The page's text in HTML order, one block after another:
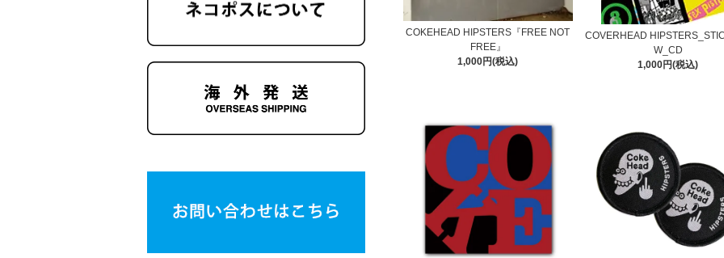
COKEHEAD HIPSTERS『FREE NOT
FREE』
1,000円(税込)
COVERHEAD
W_CD
1,000円(税込)